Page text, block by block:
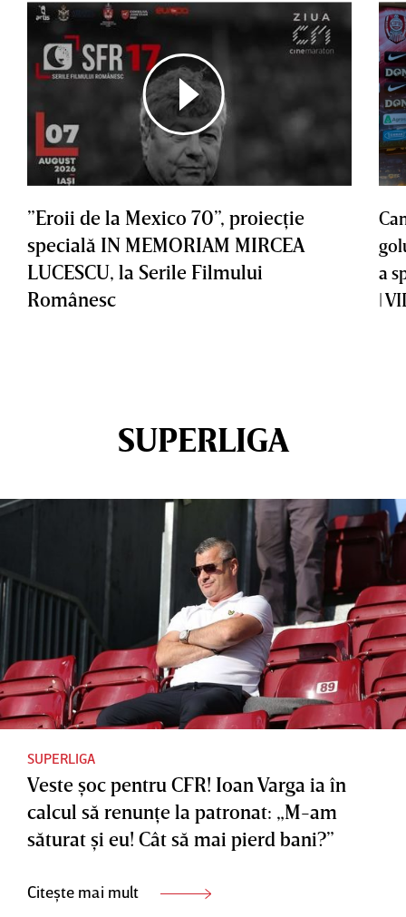
”Eroii de la Mexico 70”, proiecţie
specială IN MEMORIAM MIRCEA
LUCESCU, la Serile Filmului
Românesc
a
|
SUPERLIGA
SUPERLIGA
Veste şoc pentru CFR! Ioan Varga ia în
calcul să renunţe la patronat: „M-am
săturat şi eu! Cât să mai pierd bani?”
Citește mai mult